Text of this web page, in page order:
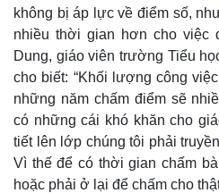
Cuộc sống đó đây
Hồ sơ
không bị áp lực về điểm số,
nhiều thời gian hơn cho việc
Dung, giáo viên trường Tiểu
cho biết: “Khối lượng công
những năm chấm điểm sẽ
có những cái khó khăn cho
tiết lên lớp chúng tôi phải
Vì thế để có thời gian chấm
hoặc phải ở lại để chấm cho